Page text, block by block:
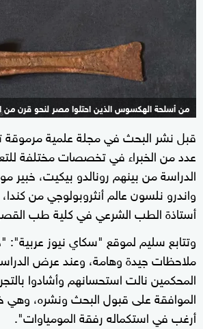
من أسلحة الهكسوس الذين احتلوا مصر لنحو قرن من
قبل نشر البحث في مجلة علمية
عدد من الخبراء في تخصصات مختلفة
الدراسة من بينهم رونالدو بيكيت، خبير
واندرو نلسون عالم أنثروبولوجي من
أستاذة الطب الشرعي في كلية طب
وتتابع سليم لموقع "سكاي نيوز
ملاحظات جيدة وهامة، وعند عرض
المحكمين نالت استحسانهم وأشادوا
الموافقة على قبول البحث ونشره،
أرغب في استكماله رفقة المومياوات".